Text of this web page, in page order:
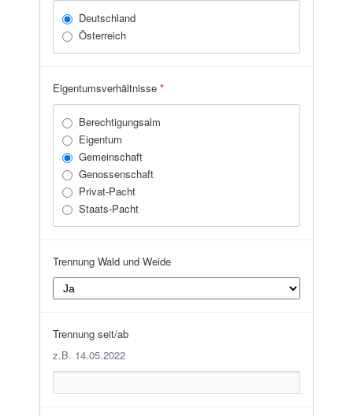
Deutschland
Österreich
Eigentumsverhältnisse*
Berechtigungsalm
Eigentum
Gemeinschaft
Genossenschaft
Privat-Pacht
Staats-Pacht
Trennung Wald und Weide
Trennung seit/ab
z.B. 14.05.2022